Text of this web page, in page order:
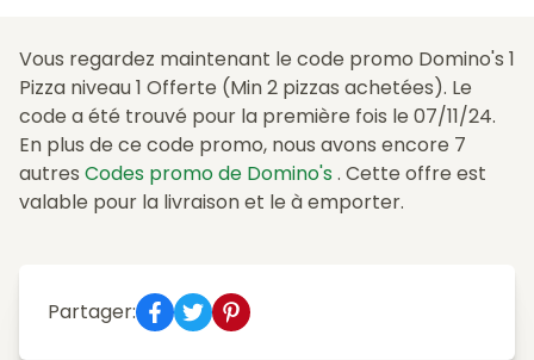
Vous regardez maintenant le code promo Domino's 1
Pizza niveau 1 Offerte (Min 2 pizzas achetées). Le
code a été trouvé pour la première fois le 07/11/24.
En plus de ce code promo, nous avons encore 7
autres Codes promo de Domino's . Cette offre est
valable pour la livraison et le à emporter.
Partager: